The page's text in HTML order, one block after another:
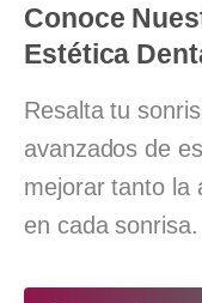
Conoce
Estética
Resalta tu
avanzados de
mejorar tanto la
en cada sonrisa.